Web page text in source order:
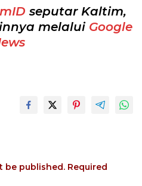
seputar Kaltim,
melalui Google
be published. Required